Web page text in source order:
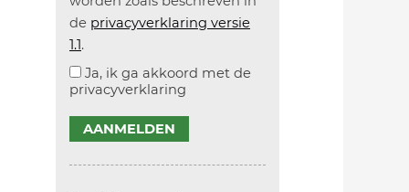
de privacyverklaring versie
1.1.
Ja, ik ga akkoord met de
privacyverklaring
AANMELDEN